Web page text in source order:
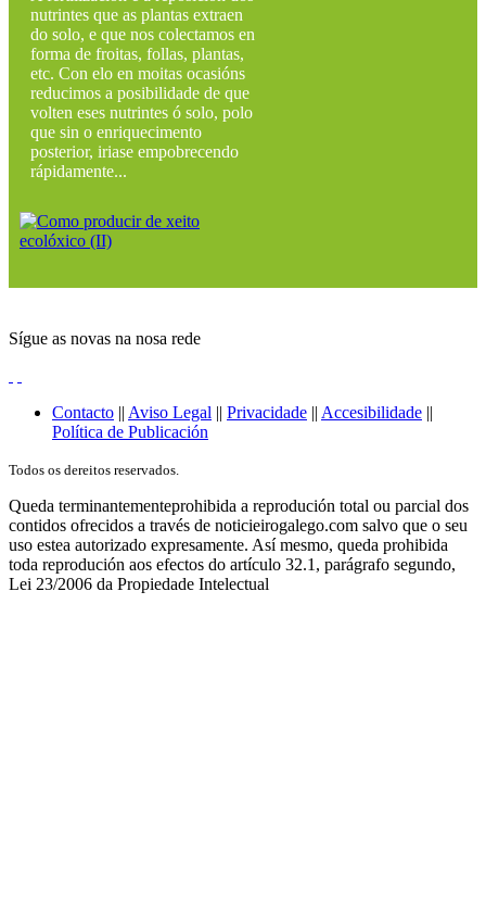
nutrintes que as plantas extraen
do solo, e que nos colectamos en
forma de froitas, follas, plantas,
etc. Con elo en moitas ocasións
reducimos a posibilidade de que
volten eses nutrintes ó solo, polo
que sin o enriquecimento
posterior, iriase empobrecendo
rápidamente...
Sígue as novas na nosa rede
Contacto || Aviso Legal || Privacidade || Accesibilidade ||
Política de Publicación
Todos os dereitos reservados.
Queda terminantementeprohibida a reprodución total ou parcial dos
contidos ofrecidos a través de noticieirogalego.com salvo que o seu
uso estea autorizado expresamente. Así mesmo, queda prohibida
toda reprodución aos efectos do artículo 32.1, parágrafo segundo,
Lei 23/2006 da Propiedade Intelectual